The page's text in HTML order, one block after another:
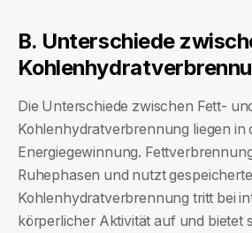
B. Unterschiede
Die Unterschiede zwischen Fett-
Kohlenhydratverbrennung liegen in
Energiegewinnung.
Ruhephasen und nutzt
Kohlenhydratverbrennung tritt bei
körperlicher Aktivität auf und bietet